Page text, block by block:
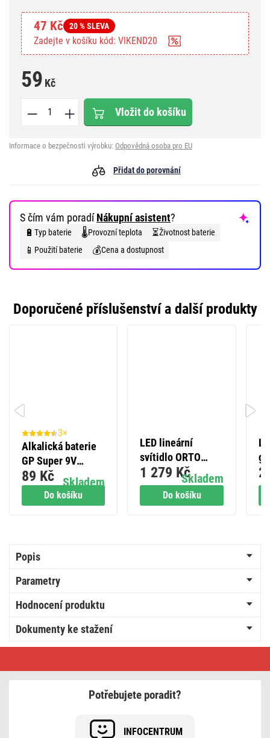
47 Kč 20 % SLEVA
Zadejte v košíku kód: VIKEND20
59 Kč
Vložit do košíku
Informace o bezpečnosti výrobku: Odpovědná osoba pro EU
Přidat do porovnání
S čím vám poradíNákupní asistent?
🔋 Typ baterie 🌡️Provozní teplota ⏳Životnost baterie
📱 Použití baterie 💰Cena a dostupnost
Doporučené příslušenství a další produkty
Do košíku
3×
Alkalická baterie
GP Super 9V
(6LR61), 1 ksSkladem
89 Kč
Do košíku
LED lineární
svítidlo ORTO
TCON 12W
neutrální bílá
Skladem
1 279 Kč
Popis
Parametry
Hodnocení produktu
Dokumenty ke stažení
Potřebujete poradit?
INFOCENTRUM